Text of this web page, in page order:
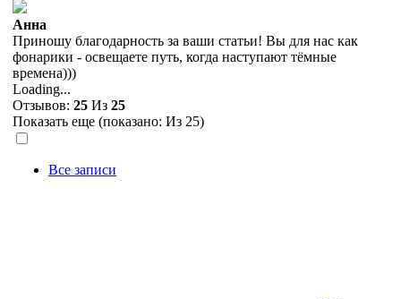
Анна
Приношу благодарность за ваши статьи! Вы для нас как
фонарики - освещаете путь, когда наступают тёмные
времена)))
Loading...
Отзывов: 25 Из 25
Показать еще (показано: Из 25)
Все записи